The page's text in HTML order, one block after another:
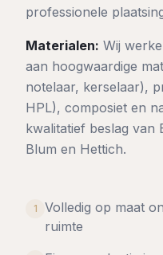
professionele
Materialen: Wij
aan hoogwaardige
notelaar, kerselaar),
HPL), composiet en
kwalitatief beslag van
Blum en Hettich.
1
Volledig op maat
ruimte